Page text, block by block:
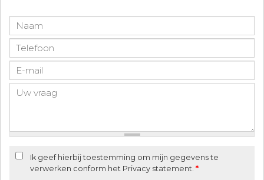
Ik geef hierbij toestemming om mijn gegevens te
verwerken conform het Privacy statement. *